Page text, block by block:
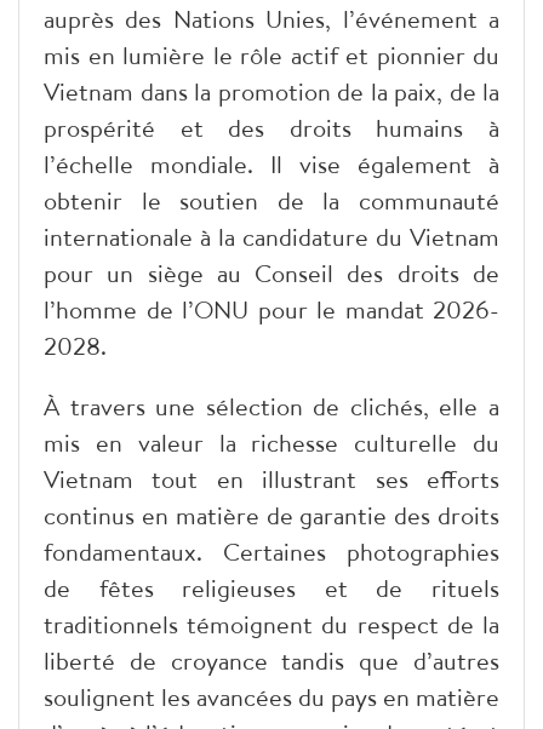
auprès des Nations Unies, l’événement a
mis en lumière le rôle actif et pionnier du
Vietnam dans la promotion de la paix, de la
prospérité et des droits humains à
l’échelle mondiale. Il vise également à
obtenir le soutien de la communauté
internationale à la candidature du Vietnam
pour un siège au Conseil des droits de
l’homme de l’ONU pour le mandat 2026-
2028.
À travers une sélection de clichés, elle a
mis en valeur la richesse culturelle du
Vietnam tout en illustrant ses efforts
continus en matière de garantie des droits
fondamentaux. Certaines photographies
de fêtes religieuses et de rituels
traditionnels témoignent du respect de la
liberté de croyance tandis que d’autres
soulignent les avancées du pays en matière